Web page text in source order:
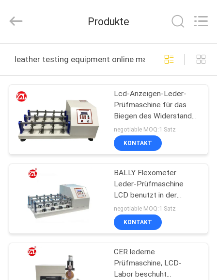
PRODUKTE
VIDEOS
ÜBER
UNS
FABRIK-
AUSFLUG
QUALITÄTSKONTROLLE
TRETEN
Ltd..
Reserved.
Produkte
leather testing equipment online manufacture
Lcd-Anzeigen-Leder-
Prüfmaschine für das
Biegen des Widerstand-
ledernen Verkratzens
negotiable MOQ:1 Satz
KONTAKT
BALLY Flexometer
Leder-Prüfmaschine
LCD benutzt in der
Kleidung/in den
Schuhen/in den Taschen
negotiable MOQ:1 Satz
KONTAKT
CER lederne
Prüfmaschine, LCD-
Labor beschuht